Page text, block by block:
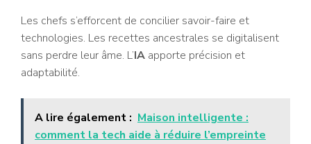
Les chefs s’efforcent de concilier savoir-faire et
technologies. Les recettes ancestrales se digitalisent
sans perdre leur âme. L’IA apporte précision et
adaptabilité.
A lire également : Maison intelligente :
comment la tech aide à réduire l’empreinte